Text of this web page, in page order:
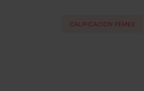
CALIFICACION PEMEX